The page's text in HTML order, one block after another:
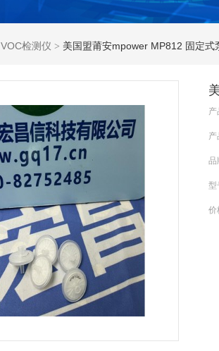
VOC检测仪 > 美国盟莆安mpower MP812 固定
产
产
品
型
价